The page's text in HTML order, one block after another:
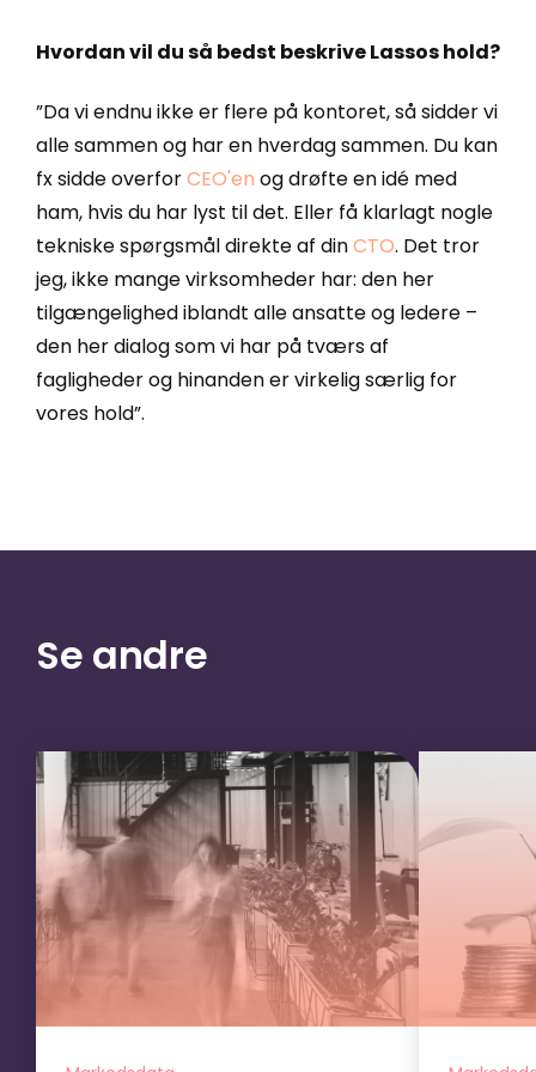
Hvordan vil du så bedst beskrive Lassos hold?
”Da vi endnu ikke er flere på kontoret, så sidder vi
alle sammen og har en hverdag sammen. Du kan
fx sidde overforCEO'en og drøfte en idé med
ham, hvis du har lyst til det. Eller få klarlagt nogle
tekniske spørgsmål direkte af dinCTO. Det tror
jeg, ikke mange virksomheder har: den her
tilgængelighed iblandt alle ansatte og ledere –
den her dialog som vi har på tværs af
fagligheder og hinanden er virkelig særlig for
vores hold”.
Se andre